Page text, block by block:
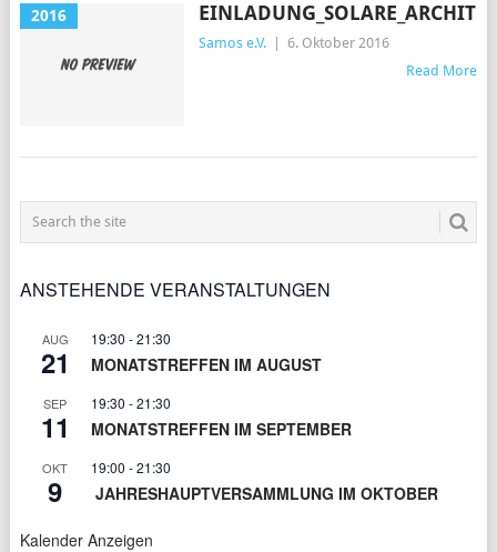
2016
Samos e.V.
6. Oktober 2016
Read More
POSTS
NAVIGATION
ANSTEHENDE VERANSTALTUNGEN
AUG
21
19:30 -21:30
MONATSTREFFEN IM AUGUST
SEP
11
19:30 -21:30
MONATSTREFFEN IM SEPTEMBER
OKT
9
19:00 -21:30
JAHRESHAUPTVERSAMMLUNG IM OKTOBER
Kalender Anzeigen